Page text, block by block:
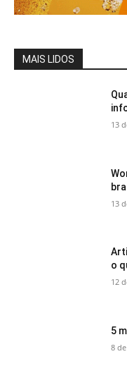
MAIS LIDOS
13
13
o
12
5
8